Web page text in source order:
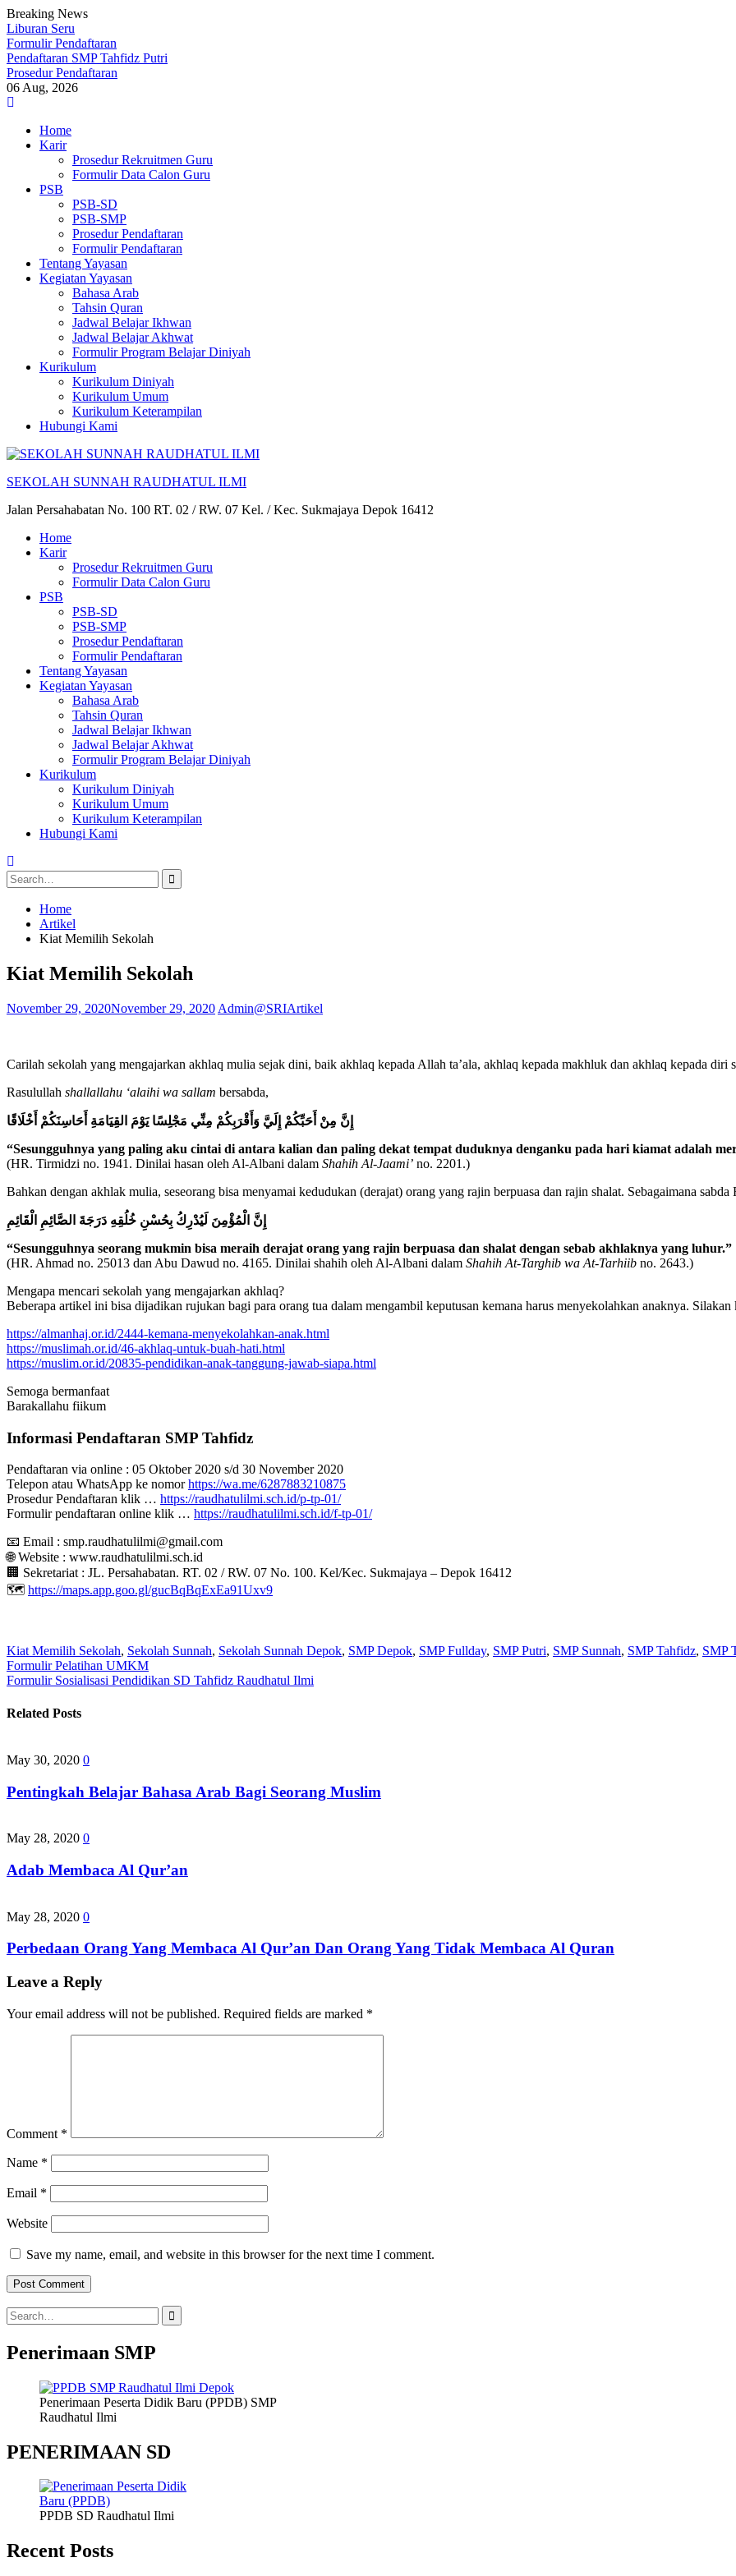
Breaking News
Liburan Seru
Formulir Pendaftaran
Pendaftaran SMP Tahfidz Putri
Prosedur Pendaftaran
06 Aug, 2026
Skip
contentHome
Karir
Prosedur Rekruitmen Guru
Formulir Data Calon Guru
PSB
PSB-SD
PSB-SMP
Prosedur Pendaftaran
Formulir Pendaftaran
Tentang Yayasan
Kegiatan Yayasan
Bahasa Arab
Tahsin Quran
Jadwal Belajar Ikhwan
Jadwal Belajar Akhwat
Formulir Program Belajar Diniyah
Kurikulum
Kurikulum Diniyah
Kurikulum Umum
Kurikulum Keterampilan
Hubungi Kami
SEKOLAH SUNNAH RAUDHATUL ILMI
Jalan Persahabatan No. 100 RT. 02 / RW. 07 Kel. / Kec. Sukmajaya Depok 16412
Home
Karir
Prosedur Rekruitmen Guru
Formulir Data Calon Guru
PSB
PSB-SD
PSB-SMP
Prosedur Pendaftaran
Formulir Pendaftaran
Tentang Yayasan
Kegiatan Yayasan
Bahasa Arab
Tahsin Quran
Jadwal Belajar Ikhwan
Jadwal Belajar Akhwat
Formulir Program Belajar Diniyah
Kurikulum
Kurikulum Diniyah
Kurikulum Umum
Kurikulum Keterampilan
Hubungi Kami
Search
for:
Home
Artikel
Kiat Memilih Sekolah
Kiat Memilih Sekolah
November 29, 2020November 29, 2020 Admin@SRIArtikel
Carilah sekolah yang mengajarkan akhlaq mulia sejak dini, baik akhlaq kepada Allah ta’ala, akhlaq kepada makhluk dan akhlaq kepada diri
Rasulullah shallallahu ‘alaihi wa sallam bersabda,
إِنَّ مِنْ أَحَبِّكُمْ إِلَيَّ وَأَقْرَبِكُمْ مِنِّي مَجْلِسًا يَوْمَ القِيَامَةِ أَحَاسِنَكُمْ أَخْلَاقًا
“Sesungguhnya yang paling aku cintai di antara kalian dan paling dekat tempat duduknya denganku pada hari kiamat adalah
(HR. Tirmidzi no. 1941. Dinilai hasan oleh Al-Albani dalam Shahih Al-Jaami’ no. 2201.)
Bahkan dengan akhlak mulia, seseorang bisa menyamai kedudukan (derajat) orang yang rajin berpuasa dan rajin shalat. Sebagaimana sabda
إِنَّ الْمُؤْمِنَ لَيُدْرِكُ بِحُسْنِ خُلُقِهِ دَرَجَةَ الصَّائِمِ الْقَائِمِ
“Sesungguhnya seorang mukmin bisa meraih derajat orang yang rajin berpuasa dan shalat dengan sebab akhlaknya yang luhur.”
(HR. Ahmad no. 25013 dan Abu Dawud no. 4165. Dinilai shahih oleh Al-Albani dalam Shahih At-Targhib wa At-Tarhiib no. 2643.)
Mengapa mencari sekolah yang mengajarkan akhlaq?
Beberapa artikel ini bisa dijadikan rujukan bagi para orang tua dalam mengambil keputusan kemana harus menyekolahkan anaknya.
https://almanhaj.or.id/2444-kemana-menyekolahkan-anak.html
https://muslimah.or.id/46-akhlaq-untuk-buah-hati.html
https://muslim.or.id/20835-pendidikan-anak-tanggung-jawab-siapa.html
Semoga bermanfaat
Barakallahu fiikum
Informasi Pendaftaran SMP Tahfidz
Pendaftaran via online : 05 Oktober 2020 s/d 30 November 2020
Telepon atau WhatsApp ke nomorhttps://wa.me/6287883210875
Prosedur Pendaftaran klik … https://raudhatulilmi.sch.id/p-tp-01/
Formulir pendaftaran online klik … https://raudhatulilmi.sch.id/f-tp-01/
📧 Email : smp.raudhatulilmi@gmail.com
🌐 Website : www.raudhatulilmi.sch.id
🏢 Sekretariat : JL. Persahabatan. RT. 02 / RW. 07 No. 100. Kel/Kec. Sukmajaya – Depok 16412
🗺 https://maps.app.goo.gl/gucBqBqExEa91Uxv9
Kiat Memilih Sekolah, Sekolah Sunnah, Sekolah Sunnah Depok, SMP Depok, SMP Fullday, SMP Putri, SMP Sunnah, SMP Tahfidz, SMP
Post
navigation
Formulir Pelatihan UMKM
Formulir Sosialisasi Pendidikan SD Tahfidz Raudhatul Ilmi
Related Posts
May 30, 2020 0
Pentingkah Belajar Bahasa Arab Bagi Seorang Muslim
May 28, 2020 0
Adab Membaca Al Qur’an
May 28, 2020 0
Perbedaan Orang Yang Membaca Al Qur’an Dan Orang Yang Tidak Membaca Al Quran
Leave a Reply
Your email address will not be published. Required fields are marked *
Comment *
Name *
Email *
Website
Save my name, email, and website in this browser for the next time I comment.
Search
for:
Penerimaan SMP
Penerimaan Peserta Didik Baru (PPDB) SMP
Raudhatul Ilmi
PENERIMAAN SD
PPDB SD Raudhatul Ilmi
Recent Posts